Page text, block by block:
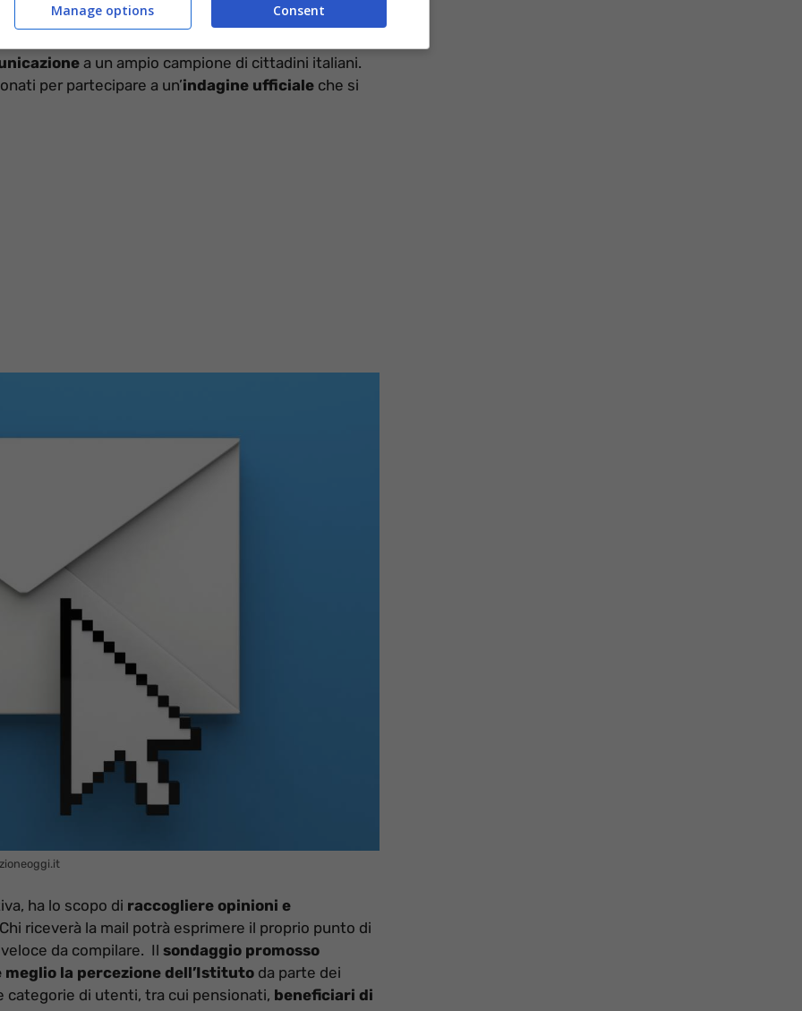
è importante partecipare
a un ampio campione di cittadini italiani.
per partecipare a un’indagine ufficiale che si
ha lo scopo di raccogliere opinioni e
riceverà la mail potrà esprimere il proprio punto di
da compilare. Il sondaggio promosso
la percezione dell’Istituto da parte dei
categorie di utenti, tra cui pensionati, beneficiari di
Consent
Manage options